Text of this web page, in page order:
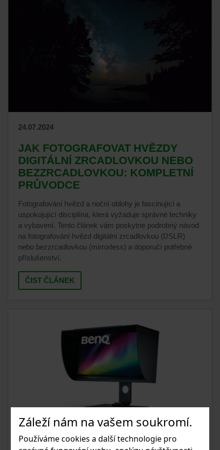
Záleží nám na vašem soukromí.
Používáme cookies a další technologie pro
24.07.2024
JAK FOTOGRAFOVAT HVĚZDY
DIGITÁLNÍ ZRCADLOVKOU NEBO
BEZZRCADLOVKOU: KOMPLETNÍ
PRŮVODCE
Fotografování hvězd a noční oblohy je fascinující a
uspokojující disciplína, která vyžaduje správné techniky
a vybavení. Tento článek vám poskytne podrobný návod
na fotografování hvězd digitální zrcadlovkou (DSLR)
nebo bezzrcadlovkou (mirrorless) a doporučí potřebné
příslušenství.
ČIST ČLÁNEK
24.07.2024